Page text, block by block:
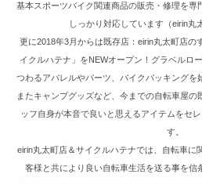
基本スポーツバイク関連商品の販売・修理を専
しっかり対応しています（eirin丸
更に2018年3月からは既存店：eirin丸太町店の
イクルハテナ」をNEWオープン！グラベルロ
つわるアパレルやパーツ、バイクパッキングを
またキャンプグッズなど、今までの自転車屋の
ッフ自身が本音で良いと思えるアイテムをセ
す。
eirin丸太町店＆サイクルハテナでは、自転車に
客様と共により良い自転車生活を送る事を信